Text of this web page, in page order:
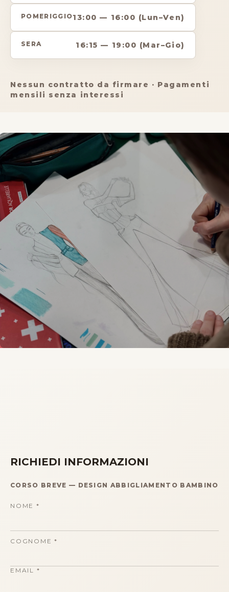
POMERIGGIO13:00 — 16:00 (Lun–Ven)
SERA 16:15 — 19:00 (Mar–Gio)
Nessun contratto da firmare · Pagamenti
mensili senza interessi
RICHIEDI INFORMAZIONI
CORSO BREVE — DESIGN ABBIGLIAMENTO BAMBINO
NOME *
COGNOME *
EMAIL *